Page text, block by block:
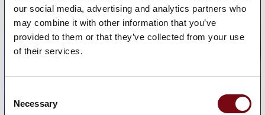
our social media, advertising and analytics partners who
may combine it with other information that you’ve
provided to them or that they’ve collected from your use
of their services.
Selection
Necessary